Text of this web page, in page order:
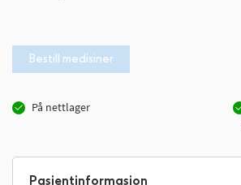
Bestill medisiner
På nettlager
Pasientinformasjon